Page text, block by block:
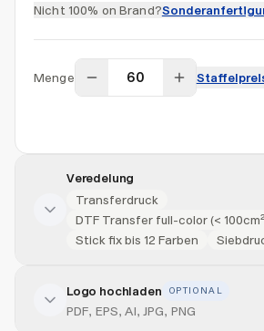
Nicht 100% on Brand?
Menge
Veredelung
Transferdruck
DTF Transfer full-color (<
Stick fix bis 12 Farben
Veredelung hinzufügen
Logo hochladen OPTIONAL
PDF, EPS, AI, JPG, PNG